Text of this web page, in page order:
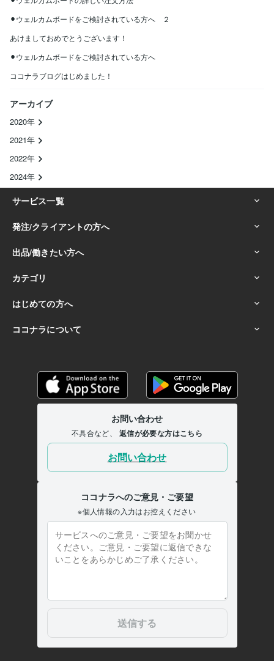
⚫︎ウェルカムボードをご検討されている方へ ２
あけましておめでとうございます！
⚫︎ウェルカムボードをご検討されている方へ
ココナラブログはじめました！
アーカイブ
2020年
2021年
2022年
2024年